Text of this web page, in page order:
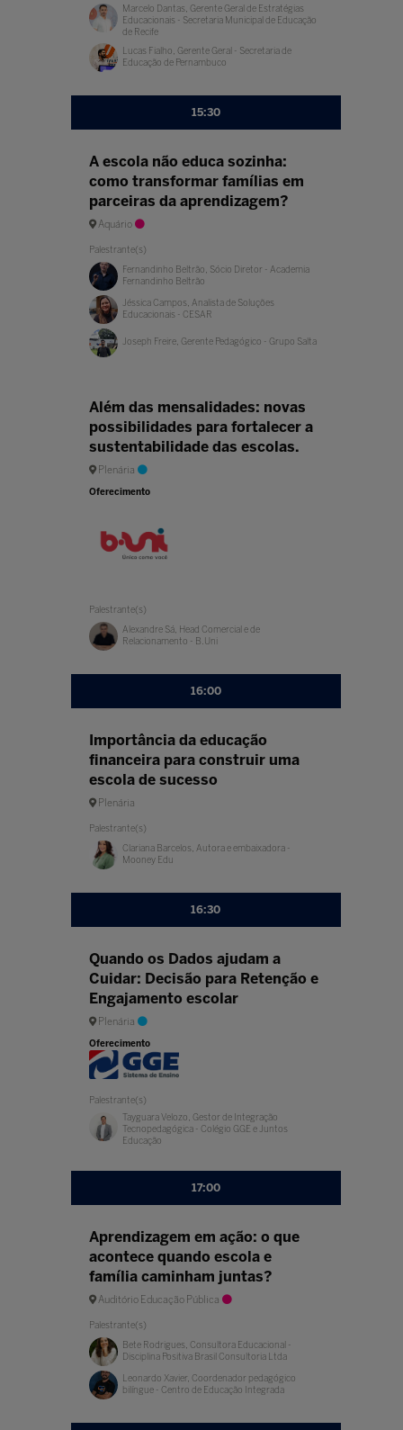
Marcelo Dantas, Gerente Geral de Estratégias
Educacionais - Secretaria Municipal de Educação
de Recife
Lucas Fialho, Gerente Geral - Secretaria de
Educação de Pernambuco
15:30
A escola não educa sozinha:
como transformar famílias em
parceiras da aprendizagem?
Aquário
Palestrante(s)
Fernandinho Beltrão, Sócio Diretor - Academia
Fernandinho Beltrão
Jéssica Campos, Analista de Soluções
Educacionais - CESAR
Joseph Freire, Gerente Pedagógico - Grupo Salta
Além das mensalidades: novas
possibilidades para fortalecer a
sustentabilidade das escolas.
Plenária
Oferecimento
Palestrante(s)
Alexandre Sá, Head Comercial e de
Relacionamento - B.Uni
16:00
Importância da educação
financeira para construir uma
escola de sucesso
Plenária
Palestrante(s)
Clariana Barcelos, Autora e embaixadora -
Mooney Edu
16:30
Quando os Dados ajudam a
Cuidar: Decisão para Retenção e
Engajamento escolar
Plenária
Oferecimento
Palestrante(s)
Tayguara Velozo, Gestor de Integração
Tecnopedagógica - Colégio GGE e Juntos
Educação
17:00
Aprendizagem em ação: o que
acontece quando escola e
família caminham juntas?
Auditório Educação Pública
Palestrante(s)
Bete Rodrigues, Consultora Educacional -
Disciplina Positiva Brasil Consultoria Ltda
Leonardo Xavier, Coordenador pedagógico
bilíngue - Centro de Educação Integrada